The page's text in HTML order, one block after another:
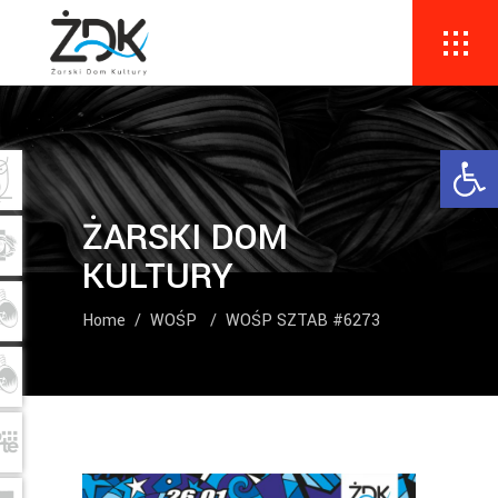
ŻARSKI DOM
KULTURY
Home / WOŚP / WOŚP SZTAB #6273